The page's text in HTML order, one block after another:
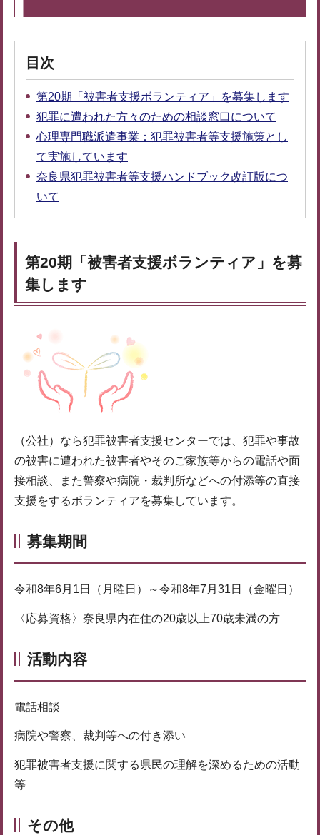
目次
第20期「被害者支援ボランティア」を募集します
犯罪に遭われた方々のための相談窓口について
心理専門職派遣事業：犯罪被害者等支援施策とし
て実施しています
奈良県犯罪被害者等支援ハンドブック改訂版につ
いて
第20期「被害者支援ボランティア」を募
集します
（公社）なら犯罪被害者支援センターでは、犯罪や事故
の被害に遭われた被害者やそのご家族等からの電話や面
接相談、また警察や病院・裁判所などへの付添等の直接
支援をするボランティアを募集しています。
募集期間
令和8年6月1日（月曜日）～令和8年7月31日（金曜日）
〈応募資格〉奈良県内在住の20歳以上70歳未満の方
活動内容
電話相談
病院や警察、裁判等への付き添い
犯罪被害者支援に関する県民の理解を深めるための活動
等
その他